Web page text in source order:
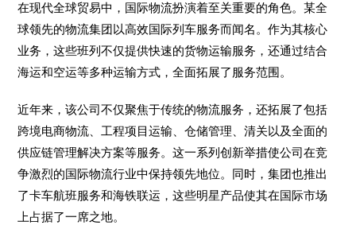
在现代全球贸易中，国际物流扮演着至关重要的角色。某全
球领先的物流集团以高效国际列车服务而闻名。作为其核心
业务，这些班列不仅提供快速的货物运输服务，还通过结合
海运和空运等多种运输方式，全面拓展了服务范围。
近年来，该公司不仅聚焦于传统的物流服务，还拓展了包括
跨境电商物流、工程项目运输、仓储管理、清关以及全面的
供应链管理解决方案等服务。这一系列创新举措使公司在竞
争激烈的国际物流行业中保持领先地位。同时，集团也推出
了卡车航班服务和海铁联运，这些明星产品使其在国际市场
上占据了一席之地。